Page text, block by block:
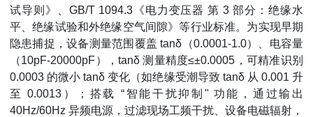
试导则》、GB/T 1094.3《电力变压器 第 3 部分：绝缘水
平、绝缘试验和外绝缘空气间隙》等行业标准。为实现早期
隐患捕捉，设备测量范围覆盖 tanδ（0.0001-1.0）、电容量
（10pF-20000pF），tanδ 测量精度≤±0.0005，可精准识别
0.0003 的微小 tanδ 变化（如绝缘受潮导致 tanδ 从 0.001 升
至 0.0013）；搭载 “智能干扰抑制" 功能，通过输出
40Hz/60Hz 异频电源，过滤现场工频干扰、设备电磁辐射，